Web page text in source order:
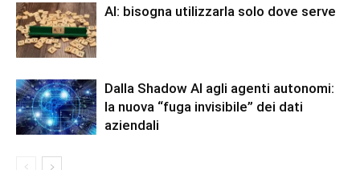
AI: bisogna utilizzarla solo dove serve
Dalla Shadow AI agli agenti autonomi:
la nuova “fuga invisibile” dei dati
aziendali